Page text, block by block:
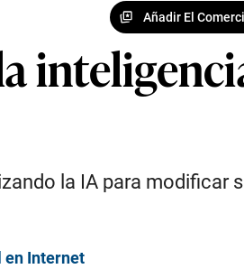
Añadir El
la IA para modificar
en Internet